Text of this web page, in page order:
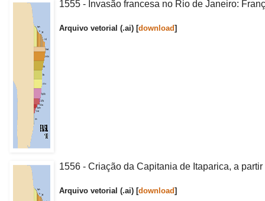
1555 - Invasão francesa no Rio de Janeiro:
Arquivo vetorial (.ai) [download]
1556 - Criação da Capitania de Itaparica, a
Arquivo vetorial (.ai) [download]